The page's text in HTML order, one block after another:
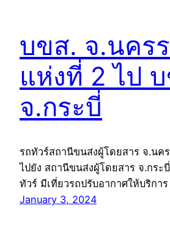
บขส. จ.นคร
แห่งที่ 2 ไป
จ.กระบี่
รถทัวร์สถานีขนส่งผู้โดยสาร จ.นค
ไปยัง สถานีขนส่งผู้โดยสาร จ.กระ
ทัวร์ มีเที่ยวรถปรับอากาศให้บริการ
January 3, 2024